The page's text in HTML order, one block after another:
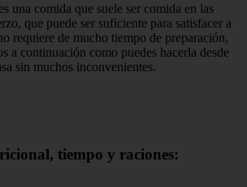
una comida que suele ser comida en las
que puede ser suficiente para satisfacer a
requiere de mucho tiempo de preparación,
a continuación como puedes hacerla desde
sin muchos inconvenientes.
tiempo y raciones: